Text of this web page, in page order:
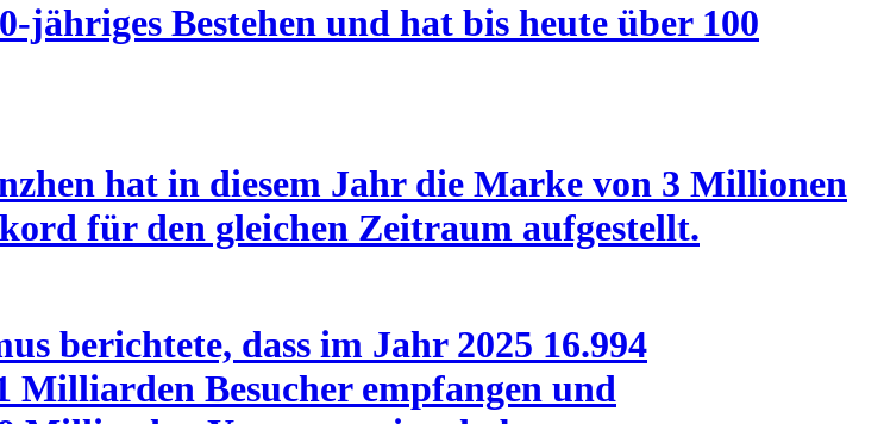
jähriges Bestehen und hat bis heute über 100
hat in diesem Jahr die Marke von 3 Millionen
für den gleichen Zeitraum aufgestellt.
berichtete, dass im Jahr 2025 16.994
Milliarden Besucher empfangen und